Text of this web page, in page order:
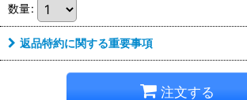
数量:
返品特約に関する重要事項
注文する